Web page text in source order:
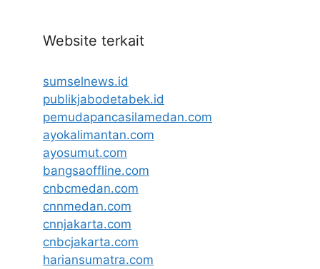
Website terkait
sumselnews.id
publikjabodetabek.id
pemudapancasilamedan.com
ayokalimantan.com
ayosumut.com
bangsaoffline.com
cnbcmedan.com
cnnmedan.com
cnnjakarta.com
cnbcjakarta.com
hariansumatra.com